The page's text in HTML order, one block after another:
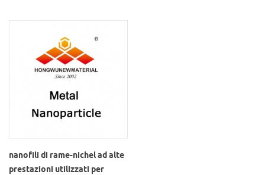
nanofili di rame-nichel ad alte
prestazioni utilizzati per